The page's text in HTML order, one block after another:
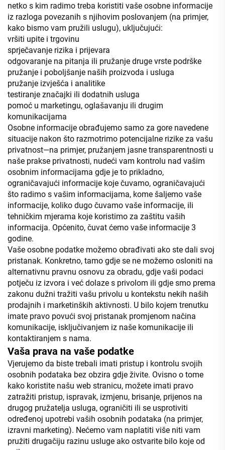
netko s kim radimo treba koristiti vaše osobne informacije
iz razloga povezanih s njihovim poslovanjem (na primjer,
kako bismo vam pružili uslugu), uključujući:
vršiti upite i trgovinu
sprječavanje rizika i prijevara
odgovaranje na pitanja ili pružanje druge vrste podrške
pružanje i poboljšanje naših proizvoda i usluga
pružanje izvješća i analitike
testiranje značajki ili dodatnih usluga
pomoć u marketingu, oglašavanju ili drugim
komunikacijama
Osobne informacije obrađujemo samo za gore navedene
situacije nakon što razmotrimo potencijalne rizike za vašu
privatnost—na primjer, pružanjem jasne transparentnosti u
naše prakse privatnosti, nudeći vam kontrolu nad vašim
osobnim informacijama gdje je to prikladno,
ograničavajući informacije koje čuvamo, ograničavajući
što radimo s vašim informacijama, kome šaljemo vaše
informacije, koliko dugo čuvamo vaše informacije, ili
tehničkim mjerama koje koristimo za zaštitu vaših
informacija. Općenito, čuvat ćemo vaše informacije 3
godine.
Vaše osobne podatke možemo obrađivati ako ste dali svoj
pristanak. Konkretno, tamo gdje se ne možemo osloniti na
alternativnu pravnu osnovu za obradu, gdje vaši podaci
potječu iz izvora i već dolaze s privolom ili gdje smo prema
zakonu dužni tražiti vašu privolu u kontekstu nekih naših
prodajnih i marketinških aktivnosti. U bilo kojem trenutku
imate pravo povući svoj pristanak promjenom načina
komunikacije, isključivanjem iz naše komunikacije ili
kontaktiranjem s nama.
Vaša prava na vaše podatke
Vjerujemo da biste trebali imati pristup i kontrolu svojih
osobnih podataka bez obzira gdje živite. Ovisno o tome
kako koristite našu web stranicu, možete imati pravo
zatražiti pristup, ispravak, izmjenu, brisanje, prijenos na
drugog pružatelja usluga, ograničiti ili se usprotiviti
određenoj upotrebi vaših osobnih podataka (na primjer,
izravni marketing). Nećemo vam naplatiti više niti vam
pružiti drugačiju razinu usluge ako ostvarite bilo koje od